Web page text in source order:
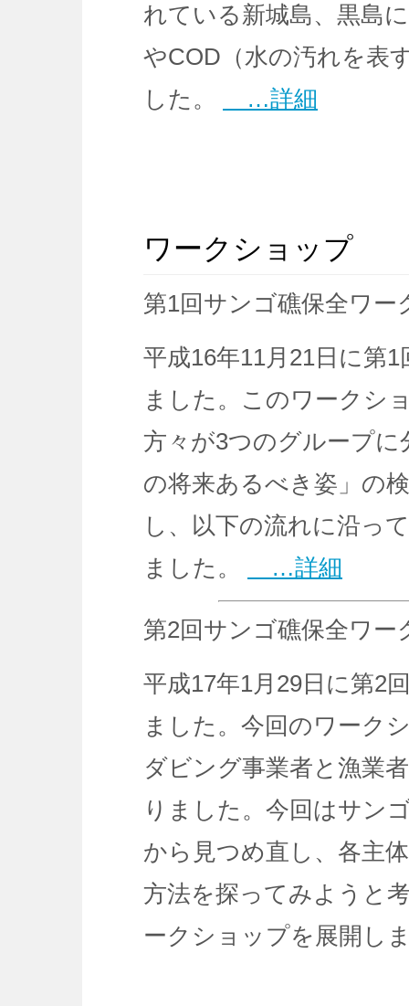
れている新城島、黒島
やCOD（水の汚れを表
した。
…詳細
ワークショップ
第1回サンゴ礁保全ワー
平成16年11月21日に第
ました。このワークシ
方々が3つのグループ
の将来あるべき姿」の
し、以下の流れに沿っ
ました。
…詳細
第2回サンゴ礁保全ワー
平成17年1月29日に第2
ました。今回のワーク
ダビング事業者と漁業
りました。今回はサン
から見つめ直し、各主
方法を探ってみようと
ークショップを展開し